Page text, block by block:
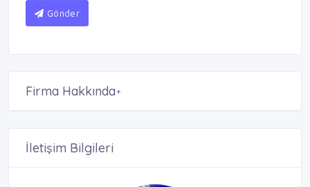
Gönder
Firma Hakkında+
İletişim Bilgileri